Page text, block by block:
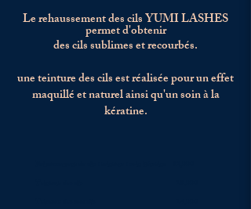
Lerehaussementdes cils YUMI LASHES
permet d'obtenir
des cils sublimes et recourbés.
une teinture des cils est réalisée pour un effet
maquillé et naturel ainsi qu'un soin à la
kératine.